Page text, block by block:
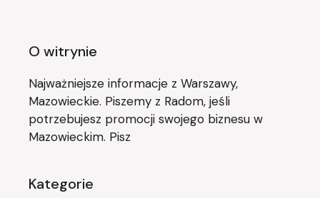
O witrynie
Najważniejsze informacje z Warszawy,
Mazowieckie. Piszemy z Radom, jeśli
potrzebujesz promocji swojego biznesu w
Mazowieckim. Pisz
Kategorie